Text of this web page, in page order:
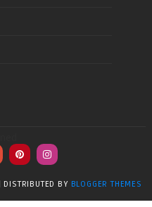
| DISTRIBUTED BY BLOGGER THEMES